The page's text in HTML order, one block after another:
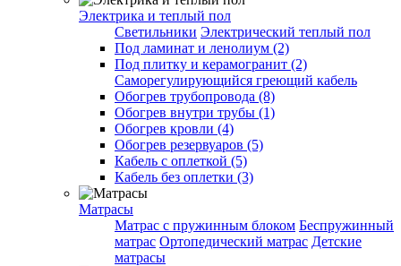
Электрика и теплый пол
Светильники Электрический теплый пол
Под ламинат и ленолиум (2)
Под плитку и керамогранит (2)
Саморегулирующийся греющий кабель
Обогрев трубопровода (8)
Обогрев внутри трубы (1)
Обогрев кровли (4)
Обогрев резервуаров (5)
Кабель с оплеткой (5)
Кабель без оплетки (3)
Матрасы
Матрас с пружинным блоком Беспружинный
матрас Ортопедический матрас Детские
матрасы